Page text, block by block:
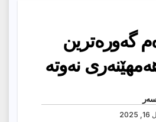
گەورەترین
نەوتە